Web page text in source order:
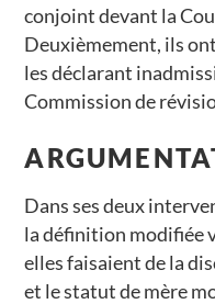
conjoint devant la
Deuxièmement, ils
les déclarant
Commission de
Dans ses deux
la définition modifiée
elles faisaient de la
et le statut de mère